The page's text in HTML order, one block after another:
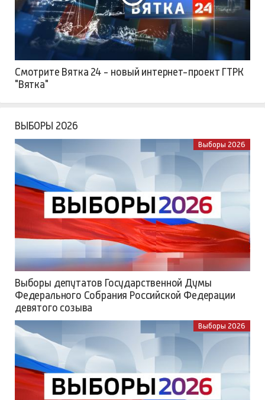
Смотрите Вятка 24 - новый интернет-проект ГТРК
"Вятка"
ВЫБОРЫ 2026
Выборы 2026
Выборы депутатов Государственной Думы
Федерального Собрания Российской Федерации
девятого созыва
Выборы 2026